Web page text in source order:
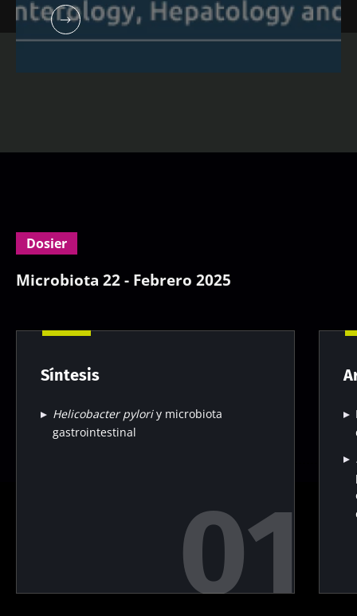
Dosier
Microbiota 22 - Febrero 2025
Síntesis
Helicobacter pyloriy microbiota
gastrointestinal